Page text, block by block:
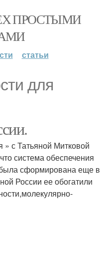
ПРОСТЫМИ
статьи
для
» с Татьяной Митковой
система обеспечения
была сформирована еще в
России ее обогатили